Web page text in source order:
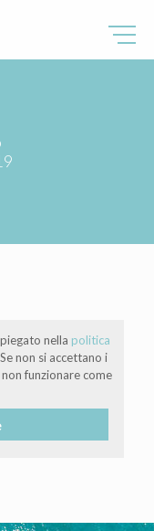
nella politica
non si accettano i
funzionare come